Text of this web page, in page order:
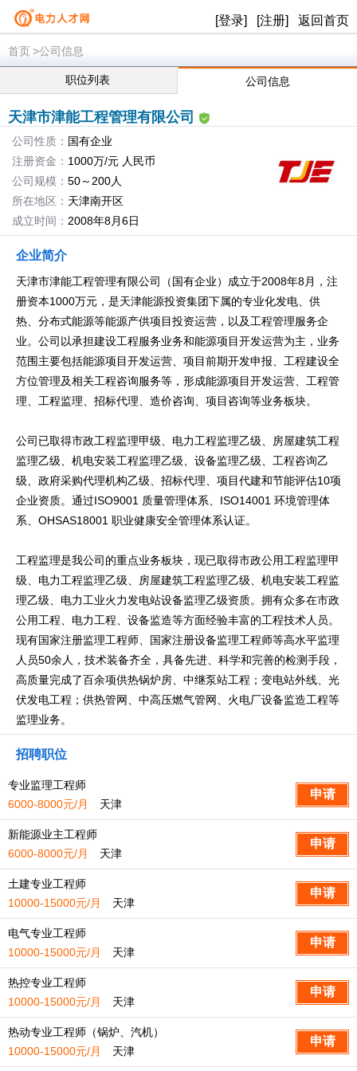
[登录] [注册] 返回首页
首页>公司信息
职位列表 公司信息
天津市津能工程管理有限公司
公司性质： 国有企业
注册资金： 1000万/元 人民币
公司规模： 50～200人
所在地区： 天津南开区
成立时间： 2008年8月6日
企业简介
天津市津能工程管理有限公司（国有企业）成立于2008年8月，注
册资本1000万元，是天津能源投资集团下属的专业化发电、供
热、分布式能源等能源产供项目投资运营，以及工程管理服务企
业。公司以承担建设工程服务业务和能源项目开发运营为主，业务
范围主要包括能源项目开发运营、项目前期开发申报、工程建设全
方位管理及相关工程咨询服务等，形成能源项目开发运营、工程管
理、工程监理、招标代理、造价咨询、项目咨询等业务板块。
公司已取得市政工程监理甲级、电力工程监理乙级、房屋建筑工程
监理乙级、机电安装工程监理乙级、设备监理乙级、工程咨询乙
级、政府采购代理机构乙级、招标代理、项目代建和节能评估10项
企业资质。通过ISO9001 质量管理体系、ISO14001 环境管理体
系、OHSAS18001 职业健康安全管理体系认证。
工程监理是我公司的重点业务板块，现已取得市政公用工程监理甲
级、电力工程监理乙级、房屋建筑工程监理乙级、机电安装工程监
理乙级、电力工业火力发电站设备监理乙级资质。拥有众多在市政
公用工程、电力工程、设备监造等方面经验丰富的工程技术人员。
现有国家注册监理工程师、国家注册设备监理工程师等高水平监理
人员50余人，技术装备齐全，具备先进、科学和完善的检测手段，
高质量完成了百余项供热锅炉房、中继泵站工程；变电站外线、光
伏发电工程；供热管网、中高压燃气管网、火电厂设备监造工程等
监理业务。
招聘职位
专业监理工程师
6000-8000元/月
天津
新能源业主工程师
6000-8000元/月
天津
土建专业工程师
10000-15000元/月
天津
电气专业工程师
10000-15000元/月
天津
热控专业工程师
10000-15000元/月
天津
热动专业工程师（锅炉、汽机）
10000-15000元/月
天津